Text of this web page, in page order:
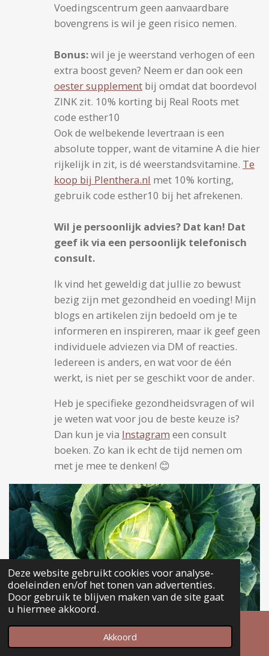
Deze website gebruikt cookies voor analyse-
doeleinden en/of het tonen van advertenties.
Door gebruik te blijven maken van de site gaat
u hiermee akkoord.
Akkoord
Voedingscentrum geen aanvaardbare
bovengrens is wil je geen risico nemen.
Bonus:wil je je weerstand verhogen of een
extra boost geven? Neem er dan ook een
oester supplement bij omdat dat boordevol
ZINK zit. 10% korting bij Real Roots met
code esther10
Ook de welbekende levertraan is een
absolute topper, want de vitamine A die hier
rijkelijk in zit, is dé weerstandsvitamine. Te
koop bij Plenthera.nl met 10% korting,
gebruik code esther10 bij het afrekenen.
Wil je persoonlijk advies? Dat kan! Dat
geef ik via een persoonlijk telefonisch
consult.
Ik vind het geweldig dat jullie zo bewust
bezig zijn met gezondheid en voeding! Mijn
blogs en artikelen zijn bedoeld om je te
informeren en inspireren, maar ik geef geen
individuele adviezen via DM of reacties.
Iedereen is anders, en wat voor de één
werkt, is niet per se geschikt voor de ander.
Heb je specifieke gezondheidsvragen of wil
je weten wat voor jou de beste keuze is?
Dan kun je via Instagram een consult
boeken. Zo kan ik echt de tijd nemen om
met je mee te denken! 😊
Bonus: zuurkool, een natuurlijke bron van vitamine
Instagram